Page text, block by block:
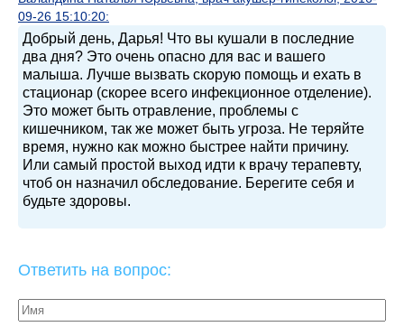
09-26 15:10:20:
Добрый день, Дарья! Что вы кушали в последние
два дня? Это очень опасно для вас и вашего
малыша. Лучше вызвать скорую помощь и ехать в
стационар (скорее всего инфекционное отделение).
Это может быть отравление, проблемы с
кишечником, так же может быть угроза. Не теряйте
время, нужно как можно быстрее найти причину.
Или самый простой выход идти к врачу терапевту,
чтоб он назначил обследование. Берегите себя и
будьте здоровы.
Ответить на вопрос: